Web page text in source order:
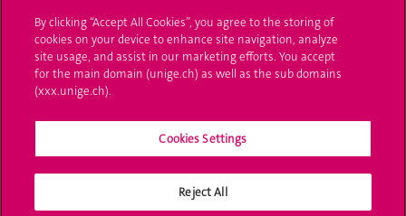
UNIGE Mobile
Médias
Offres d'emploi
Calendrier académique
By clicking “Accept All Cookies”, you agree to the storing of
cookies on your device to enhance site navigation, analyze
site usage, and assist in our marketing efforts. You accept
for the main domain (unige.ch) as well as the sub domains
(xxx.unige.ch).
Cookies Settings
Reject All